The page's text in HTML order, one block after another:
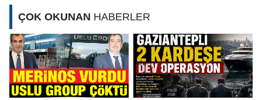
ERMAYASI OLDU
ÇOK OKUNAN HABERLER